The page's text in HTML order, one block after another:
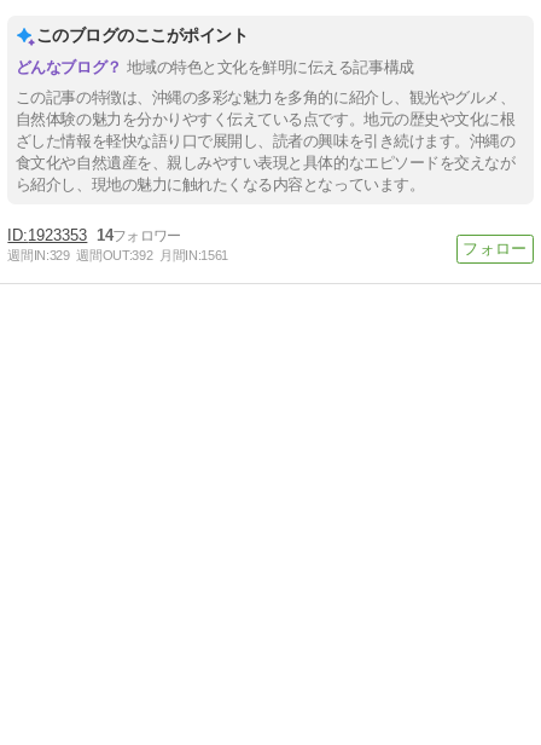
このブログのここがポイント
地域の特色と文化を鮮明に伝える記事構成
この記事の特徴は、沖縄の多彩な魅力を多角的に紹介し、観光やグルメ、
自然体験の魅力を分かりやすく伝えている点です。地元の歴史や文化に根
ざした情報を軽快な語り口で展開し、読者の興味を引き続けます。沖縄の
食文化や自然遺産を、親しみやすい表現と具体的なエピソードを交えなが
ら紹介し、現地の魅力に触れたくなる内容となっています。
1923353 14
週間IN:329 週間OUT:392 月間IN:1561